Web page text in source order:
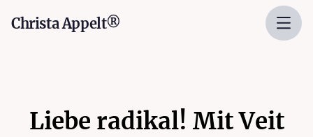
Christa Appelt®
Liebe radikal! Mit Veit